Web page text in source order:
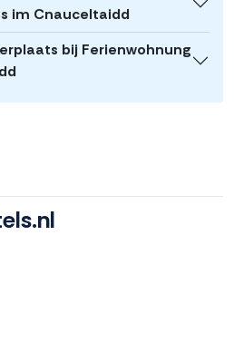
im Cnauceltaidd
bij Ferienwohnung